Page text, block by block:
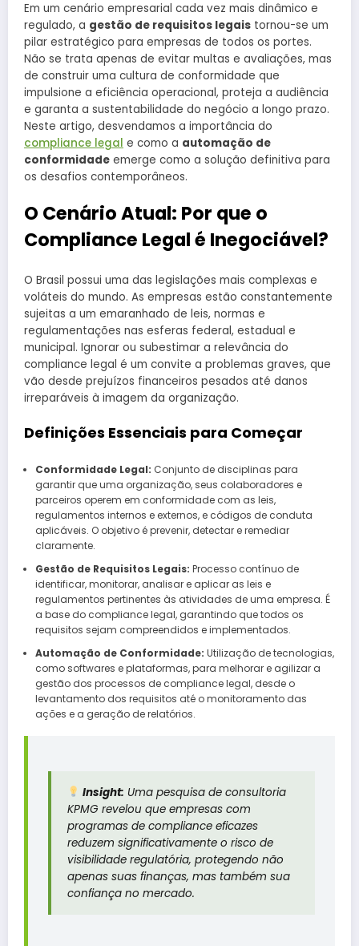
Em um cenário empresarial cada vez mais dinâmico e
regulado, a gestão de requisitos legais tornou-se um
pilar estratégico para empresas de todos os portes.
Não se trata apenas de evitar multas e avaliações, mas
de construir uma cultura de conformidade que
impulsione a eficiência operacional, proteja a audiência
e garanta a sustentabilidade do negócio a longo prazo.
Neste artigo, desvendamos a importância do
compliance legal e como a automação de
conformidade emerge como a solução definitiva para
os desafios contemporâneos.
O Cenário Atual: Por que o
Compliance Legal é Inegociável?
O Brasil possui uma das legislações mais complexas e
voláteis do mundo. As empresas estão constantemente
sujeitas a um emaranhado de leis, normas e
regulamentações nas esferas federal, estadual e
municipal. Ignorar ou subestimar a relevância do
compliance legal é um convite a problemas graves, que
vão desde prejuízos financeiros pesados ​​até danos
irreparáveis ​​à imagem da organização.
Definições Essenciais para Começar
Conformidade Legal: Conjunto de disciplinas para
garantir que uma organização, seus colaboradores e
parceiros operem em conformidade com as leis,
regulamentos internos e externos, e códigos de conduta
aplicáveis. O objetivo é prevenir, detectar e remediar
claramente.
Gestão de Requisitos Legais: Processo contínuo de
identificar, monitorar, analisar e aplicar as leis e
regulamentos pertinentes às atividades de uma empresa. É
a base do compliance legal, garantindo que todos os
requisitos sejam compreendidos e implementados.
Automação de Conformidade: Utilização de tecnologias,
como softwares e plataformas, para melhorar e agilizar a
gestão dos processos de compliance legal, desde o
levantamento dos requisitos até o monitoramento das
ações e a geração de relatórios.
Insight: Uma pesquisa de consultoria
KPMG revelou que empresas com
programas de compliance eficazes
reduzem significativamente o risco de
visibilidade regulatória, protegendo não
apenas suas finanças, mas também sua
confiança no mercado.